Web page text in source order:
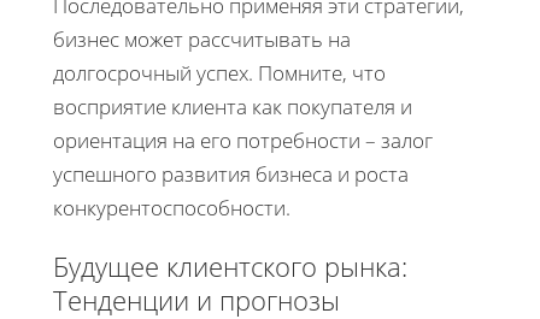
бизнес может рассчитывать на
долгосрочный успех. Помните, что
восприятие клиента как покупателя и
ориентация на его потребности – залог
успешного развития бизнеса и роста
конкурентоспособности.
Будущее клиентского рынка:
Тенденции и прогнозы